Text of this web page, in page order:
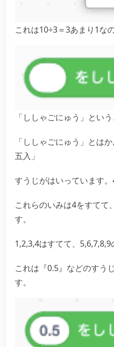
これは10÷3＝3あまり1な
「ししゃごにゅう」とい
「ししゃごにゅう」とは
五入」
すうじがはいっています。
これらのいみは4をすてて
す。
1,2,3,4はすてて、5,6,7,8,9
これは『0.5』などのすう
す。